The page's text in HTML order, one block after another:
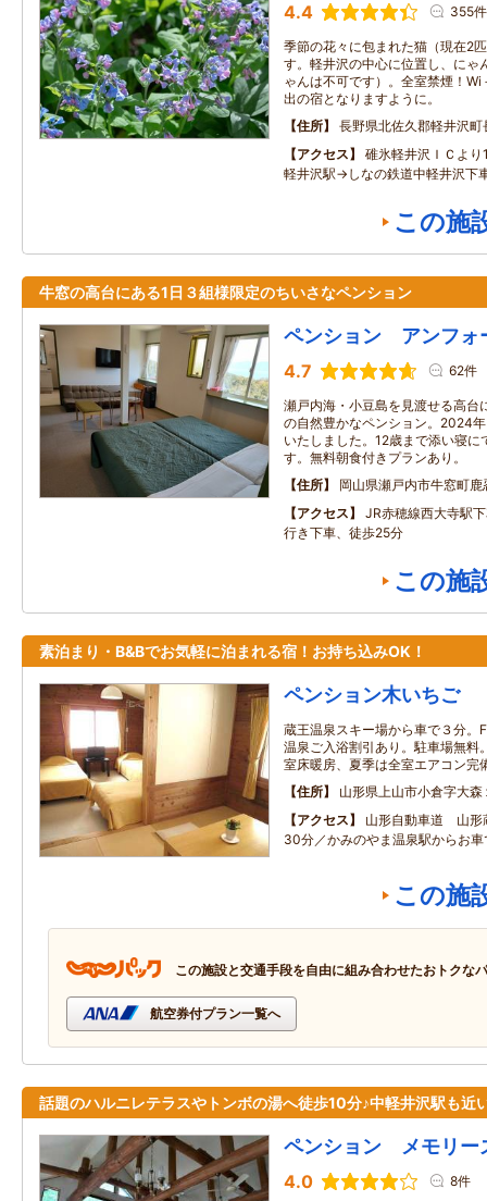
4.4 355件
季節の花々に包まれた猫（現在2
す。軽井沢の中心に位置し、にゃ
ゃんは不可です）。全室禁煙！
出の宿となりますように。
住所
長野県北佐久郡軽井沢町
アクセス
碓氷軽井沢ＩＣよ
軽井沢駅→しなの鉄道中軽井沢下
この施
牛窓の高台にある1日３組様限定のちいさなペンション
ペンション アンフォ
4.7 62件
瀬戸内海・小豆島を見渡せる高台
の自然豊かなペンション。2024
いたしました。12歳まで添い寝
す。無料朝食付きプランあり。
住所
岡山県瀬戸内市牛窓町
アクセス
JR赤穂線西大寺駅
行き下車、徒歩25分
この施
素泊まり・B&Bでお気軽に泊まれる宿！お持ち込みOK！
ペンション木いちご
蔵王温泉スキー場から車で３分。
温泉ご入浴割引あり。駐車場無料
室床暖房、夏季は全室エアコン完
住所
山形県上山市小倉字大
アクセス
山形自動車道 山形
30分／かみのやま温泉駅からお
この施
この施設と交通手段を自由に組み合わせたおトクな
航空券付プラン一覧へ
話題のハルニレテラスやトンボの湯へ徒歩10分♪中軽井沢駅も近
ペンション メモリー
4.0 8件